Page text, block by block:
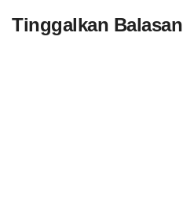
Tinggalkan Balasan